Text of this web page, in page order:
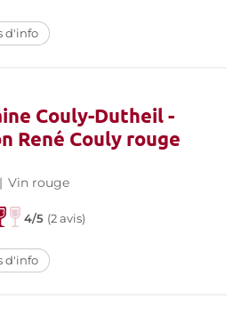
d'info
Couly-Dutheil -
René Couly rouge
| Vin rouge
4/5 (2 avis)
d'info